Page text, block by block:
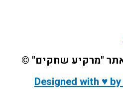
"מרקיע שחקים" ©
Designed with